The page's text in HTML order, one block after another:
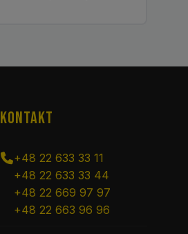
KONTAKT
+48 22 633 33 11
+48 22 633 33 44
+48 22 669 97 97
+48 22 663 96 96